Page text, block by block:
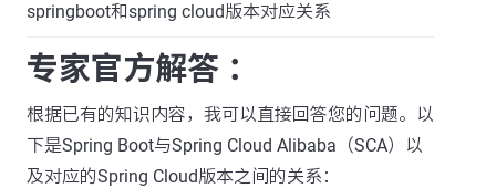
springboot和spring cloud版本对应关系
专家官方解答 ：
根据已有的知识内容，我可以直接回答您的问题。以
下是Spring Boot与Spring Cloud Alibaba（SCA）以
及对应的Spring Cloud版本之间的关系：